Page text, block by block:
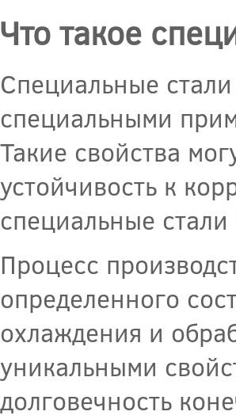
Что такое
Специальные
специальными
Такие свойства
устойчивость к
специальные
Процесс
определенного
охлаждения и
уникальными
долговечность